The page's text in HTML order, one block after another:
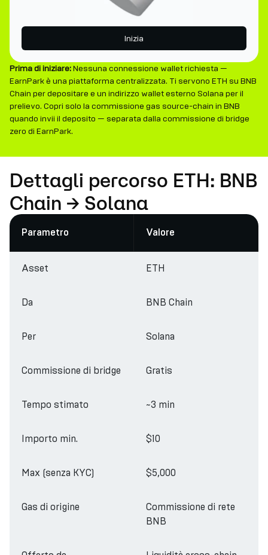
Inizia
Prima di iniziare:Nessuna connessione wallet richiesta —
EarnPark è una piattaforma centralizzata. Ti servono ETH su BNB
Chain per depositare e un indirizzo wallet esterno Solana per il
prelievo. Copri solo la commissione gas source-chain in BNB
quando invii il deposito — separata dalla commissione di bridge
zero di EarnPark.
Dettagli percorso ETH: BNB
Chain → Solana
Parametro Valore
Asset ETH
Da BNB Chain
Per Solana
Commissione di bridge Gratis
Tempo stimato ~3 min
Importo min. $10
Max (senza KYC) $5,000
Gas di origine
Commissione di rete
BNB